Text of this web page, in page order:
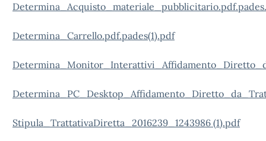
Determina_Carrello.pdf.pades(1).pdf
Stipula_TrattativaDiretta_2016239_1243986 (1).pdf